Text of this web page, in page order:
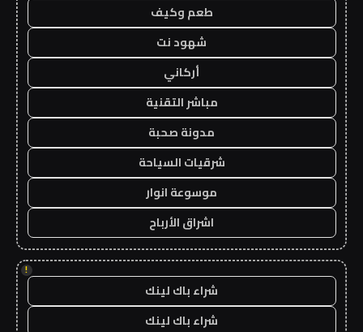
طعم وكيف
شهود نت
أركاني
مباشر التقنية
مدونة صحبة
شرقيات السياحة
موسوعة انوار
اشراق الأرباح
!
شراء باك لينك
شراء باك لينك